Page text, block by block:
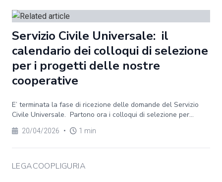
Servizio Civile Universale: il
calendario dei colloqui di selezione
per i progetti delle nostre
cooperative
E’ terminata la fase di ricezione delle domande del Servizio
Civile Universale. Partono ora i colloqui di selezione per...
20/04/2026 • 1 min
LEGACOOPLIGURIA